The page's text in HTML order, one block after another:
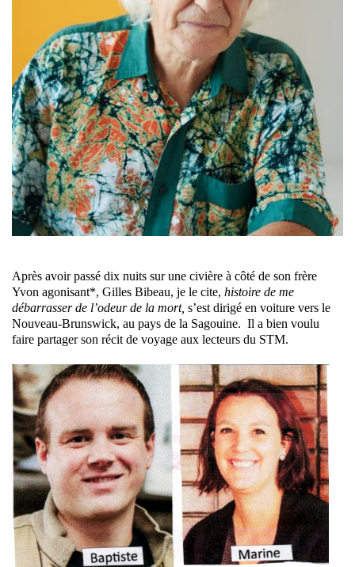
Après avoir passé dix nuits sur une civière à côté de son frère
Yvon agonisant*, Gilles Bibeau, je le cite, histoire de me
débarrasser de l’odeur de la mort, s’est dirigé en voiture vers le
Nouveau-Brunswick, au pays de la Sagouine. Il a bien voulu
faire partager son récit de voyage aux lecteurs du STM.